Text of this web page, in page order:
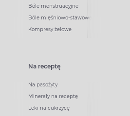
Bóle menstruacyjne
Bóle mięśniowo-stawowe
Kompresy żelowe
Na receptę
Na pasożyty
Minerały na receptę
Leki na cukrzycę